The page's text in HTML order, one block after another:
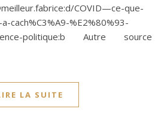
COVID—ce-que-
cach%C3%A9-%E2%80%93-
politique:b Autre source
LA SUITE